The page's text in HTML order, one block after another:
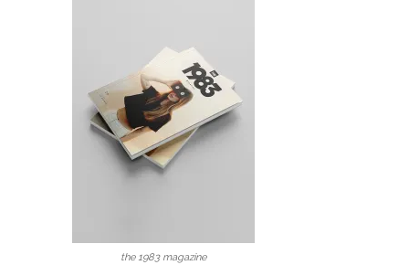
the 1983 magazine